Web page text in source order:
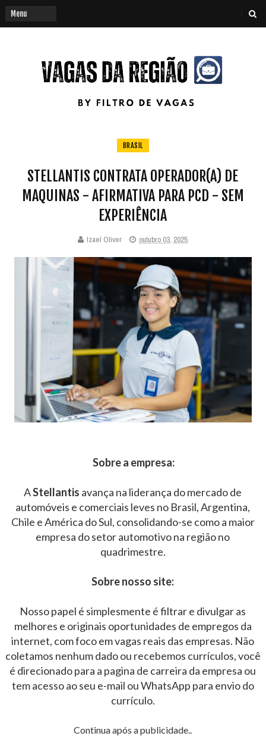
BRASIL
STELLANTIS CONTRATA OPERADOR(A) DE
MAQUINAS - AFIRMATIVA PARA PCD - SEM
EXPERIÊNCIA
Izael Oliver outubro 03, 2025
Sobre a empresa:
AStellantis avança na liderança do mercado de
automóveis e comerciais leves no Brasil, Argentina,
Chile e América do Sul, consolidando-se como a maior
empresa do setor automotivo na região no
quadrimestre.
Sobre nosso site:
Nosso papel é simplesmente é filtrar e divulgar as
melhores e originais oportunidades de empregos da
internet, com foco em vagas reais das empresas. Não
coletamos nenhum dado ou recebemos currículos, você
é direcionado para a pagina de carreira da empresa ou
tem acesso ao seu e-mail ou WhatsApp para envio do
currículo.
Continua após a publicidade..